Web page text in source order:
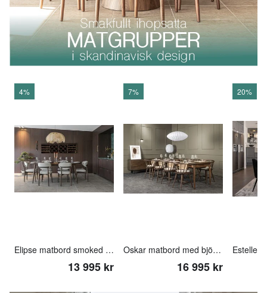
4%
Elipse matbord smoked med Le Chic stolar
13 995 kr
7%
Oskar matbord med björke stolar (smoked oak)
16 995 kr
20%